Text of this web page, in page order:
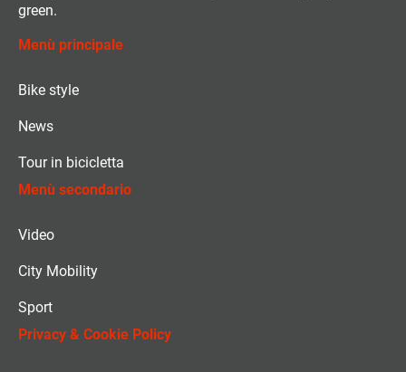
green.
Menù principale
Bike style
News
Tour in bicicletta
Menù secondario
Video
City Mobility
Sport
Privacy & Cookie Policy